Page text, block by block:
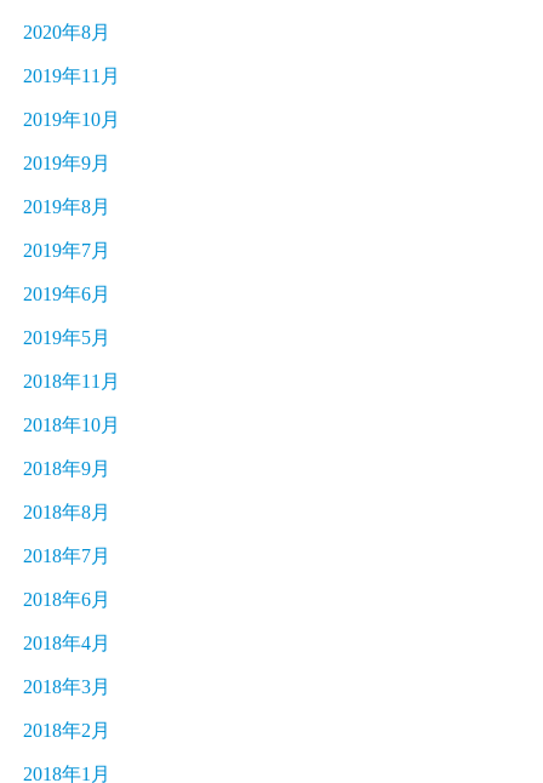
2020年8月
2019年11月
2019年10月
2019年9月
2019年8月
2019年7月
2019年6月
2019年5月
2018年11月
2018年10月
2018年9月
2018年8月
2018年7月
2018年6月
2018年4月
2018年3月
2018年2月
2018年1月